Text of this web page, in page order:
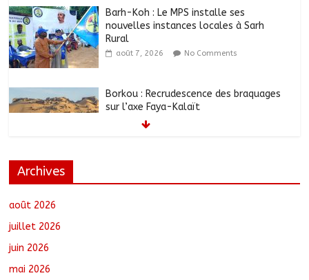
Rural
août 7, 2026 No Comments
août 7, 2026 No Comments
août 7, 2026 No Comments
Archives
août 2026
juillet 2026
juin 2026
mai 2026